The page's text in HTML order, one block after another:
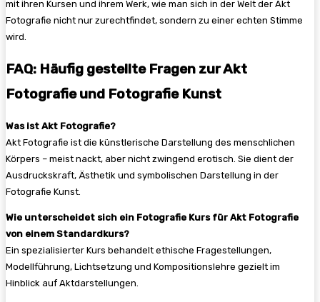
mit ihren Kursen und ihrem Werk, wie man sich in der Welt der Akt
Fotografie nicht nur zurechtfindet, sondern zu einer echten Stimme
wird.
FAQ: Häufig gestellte Fragen zur Akt
Fotografie und Fotografie Kunst
Was ist Akt Fotografie?
Akt Fotografie ist die künstlerische Darstellung des menschlichen
Körpers – meist nackt, aber nicht zwingend erotisch. Sie dient der
Ausdruckskraft, Ästhetik und symbolischen Darstellung in der
Fotografie Kunst.
Wie unterscheidet sich ein Fotografie Kurs für Akt Fotografie
von einem Standardkurs?
Ein spezialisierter Kurs behandelt ethische Fragestellungen,
Modellführung, Lichtsetzung und Kompositionslehre gezielt im
Hinblick auf Aktdarstellungen.